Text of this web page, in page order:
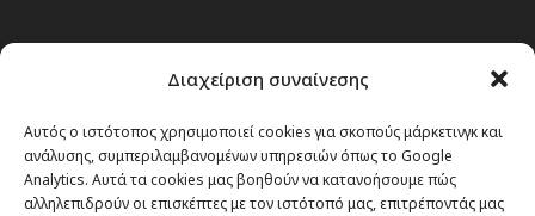
Διαχείριση συναίνεσης
Αυτός ο ιστότοπος χρησιμοποιεί cookies για σκοπούς μάρκετινγκ και
ανάλυσης, συμπεριλαμβανομένων υπηρεσιών όπως το Google
Analytics. Αυτά τα cookies μας βοηθούν να κατανοήσουμε πώς
αλληλεπιδρούν οι επισκέπτες με τον ιστότοπό μας, επιτρέποντάς μας
Θέματα